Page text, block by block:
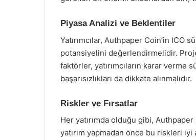
Piyasa Analizi ve Beklentiler
Yatırımcılar, Authpaper Coin’in ICO
potansiyelini değerlendirmelidir.
faktörler, yatırımcıların karar verme
başarısızlıkları da dikkate alınmalıdır.
Riskler ve Fırsatlar
Her yatırımda olduğu gibi, Authpaper
yatırım yapmadan önce bu riskleri